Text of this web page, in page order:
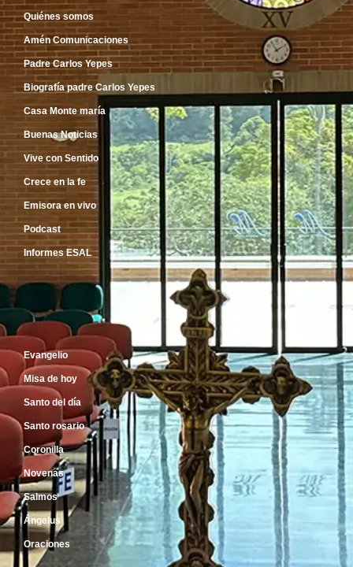
Quiénes somos
Amén Comunicaciones
Padre Carlos Yepes
Biografía padre Carlos Yepes
Casa Monte maría
Buenas Noticias
Vive con Sentido
Crece en la fe
Emisora en vivo
Podcast
Informes ESAL
Inicio
Evangelio
Misa de hoy
Santo del día
Santo rosario
Coronilla
Novenas
Salmos
Ángelus
Oraciones